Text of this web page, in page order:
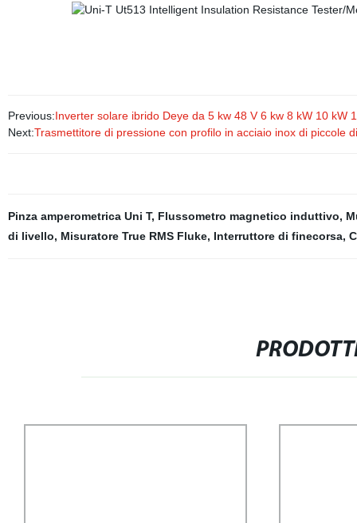
Previous:Inverter solare ibrido Deye da 5 kw 48 V 6 kw 8 kW 10 kW
Next:Trasmettitore di pressione con profilo in acciaio inox di piccole
Pinza amperometrica Uni T, Flussometro magnetico induttivo,
di livello, Misuratore True RMS Fluke, Interruttore di finecorsa,